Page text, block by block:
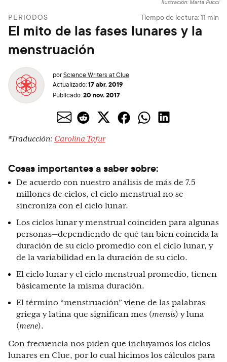
Ilustración: Marta Pucci
PERIODOS Tiempo de lectura: 11 min
El mito de las fases lunares y la
menstruación
porScience Writers at Clue
Actualizado:17 abr. 2019
Publicado:20 nov. 2017
*Traducción: Carolina Tafur
Cosas importantes a saber sobre:
De acuerdo con nuestro análisis de más de 7.5
millones de ciclos, el ciclo menstrual no se
sincroniza con el ciclo lunar.
Los ciclos lunar y menstrual coinciden para algunas
personas—dependiendo de qué tan bien coincida la
duración de su ciclo promedio con el ciclo lunar, y
de la variabilidad en la duración de su ciclo.
El ciclo lunar y el ciclo menstrual promedio, tienen
básicamente la misma duración.
El término “menstruación” viene de las palabras
griega y latina que significan mes (mensis) y luna
(mene).
Con frecuencia nos piden que incluyamos los ciclos
lunares en Clue, por lo cual hicimos los cálculos para